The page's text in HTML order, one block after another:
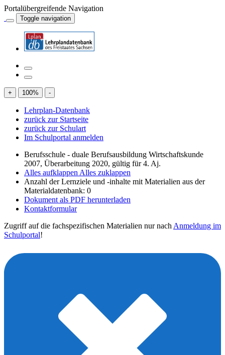
Portalübergreifende Navigation
Toggle navigation
+ 100% -
Lehrplan-Datenbank
zurück zur Startseite
zurück zur Schulart
Im Schulportal anmelden
Berufsschule - duale Berufsausbildung Wirtschaftskunde
2007, Überarbeitung 2020, gültig für 4. Aj.
Alles aufklappen Alles zuklappen
Anzahl der Lernziele und -inhalte mit Materialien aus der
Materialdatenbank: 0
Dokument als PDF herunterladen
Kontaktformular
Zugriff auf die fachspezifischen Materialien nur nach Anmeldung im
Schulportal!